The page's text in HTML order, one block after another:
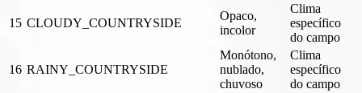
15 CLOUDY_COUNTRYSIDE
Opaco,
incolor
Clima
específico
do campo
16 RAINY_COUNTRYSIDE
Monótono,
nublado,
chuvoso
Clima
específico
do campo